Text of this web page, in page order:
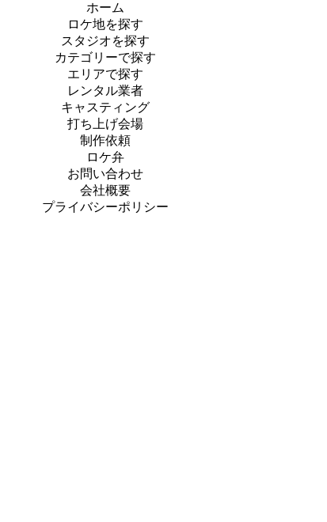
ホーム
ロケ地を探す
スタジオを探す
カテゴリーで探す
エリアで探す
レンタル業者
キャスティング
打ち上げ会場
制作依頼
ロケ弁
お問い合わせ
会社概要
プライバシーポリシー